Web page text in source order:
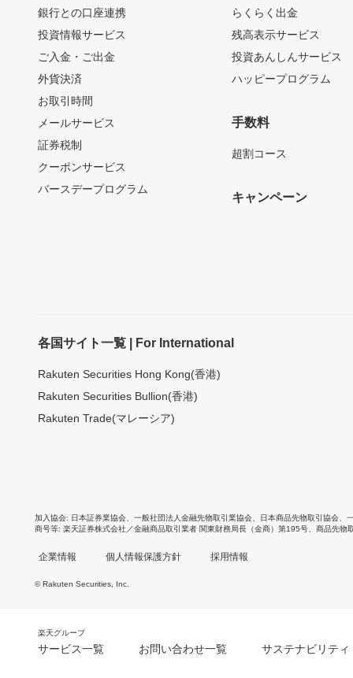
銀行との口座連携
投資情報サービス
ご入金・ご出金
外貨決済
お取引時間
メールサービス
証券税制
クーポンサービス
バースデープログラム
らくらく出金
残高表示サービス
投資あんしんサービス
ハッピープログラム
手数料
超割コース
キャンペーン
各国サイト一覧 | For International
Rakuten Securities Hong Kong(香港)
Rakuten Securities Bullion(香港)
Rakuten Trade(マレーシア)
加入協会 日本証券業協会 一般社団法人金融先物取引業協会 日本商品先物取引協会
商号等 楽天証券株式会社／金融商品取引業者 関東財務局長（金商）第195号、商品先物
企業情報 個人情報保護方針 採用情報
© Rakuten Securities, Inc.
楽天グループ
サービス一覧 お問い合わせ一覧 サステナビリティ